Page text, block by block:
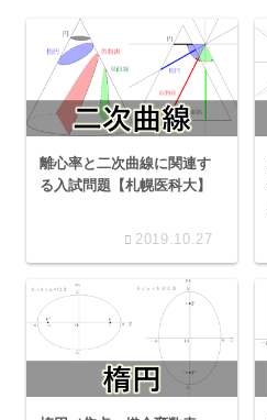
離心率と二次曲線に関連す
る入試問題【札幌医科大】
2019.10.27